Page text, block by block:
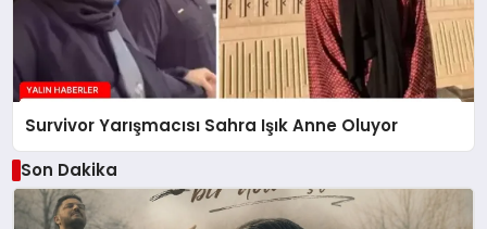
Survivor Yarışmacısı Sahra Işık Anne Oluyor
Son Dakika